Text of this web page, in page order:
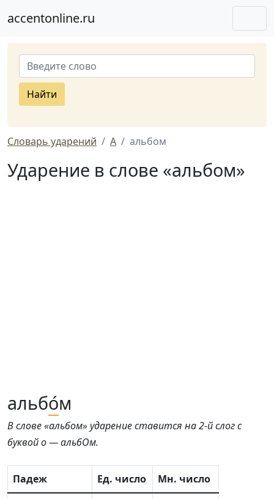
accentonline.ru
Найти
Словарь ударений А альбом
Ударение в слове «альбом»
альбо́м
В слове «альбом» ударение ставится на 2-й слог с
буквой о — альбОм.
Падеж Ед. число Мн. число